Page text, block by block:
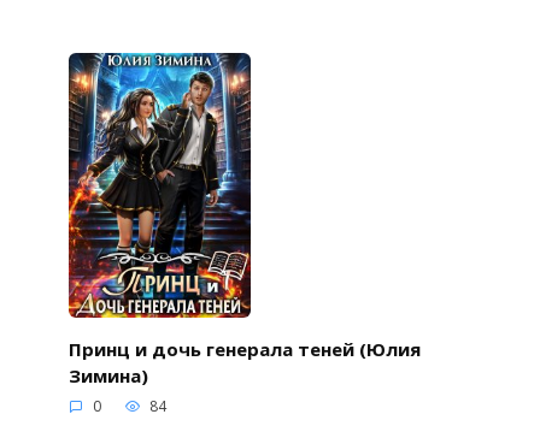
Принц и дочь генерала теней (Юлия
Зимина)
0 84